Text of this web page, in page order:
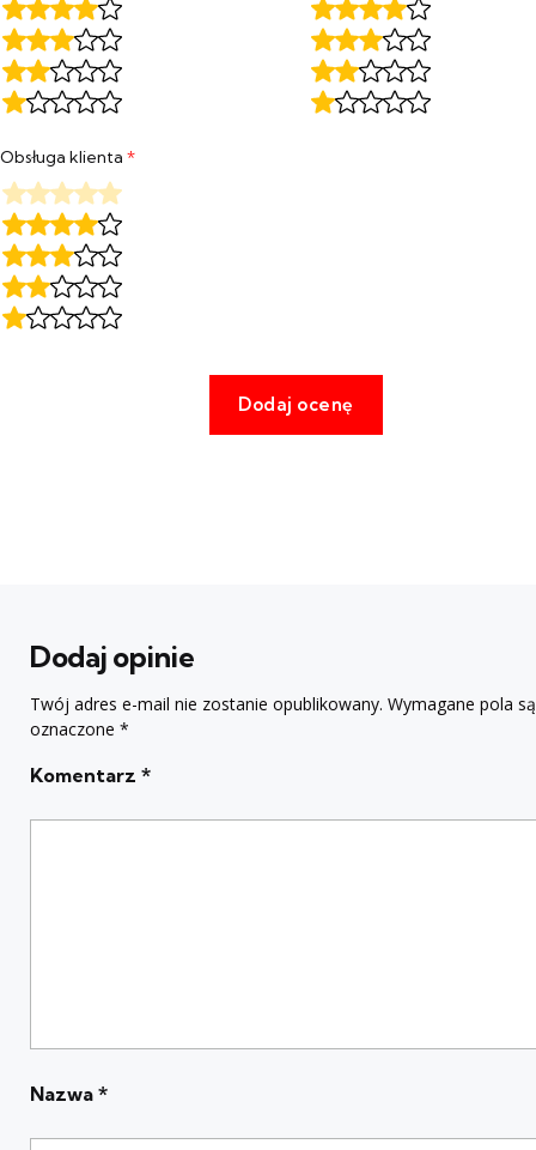
Obsługa klienta *
Dodaj opinie
Twój adres e-mail nie zostanie opublikowany. Wymagane pola są
oznaczone *
Komentarz *
Nazwa *